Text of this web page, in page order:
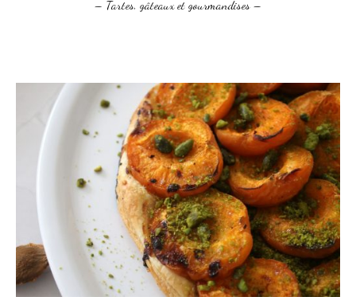
– Tartes, gâteaux et gourmandises –